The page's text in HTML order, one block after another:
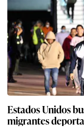
Estados Unidos
migrantes